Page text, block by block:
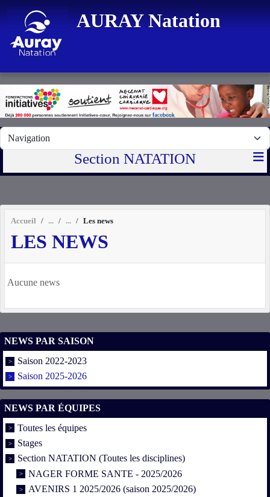
AURAY Natation
Section NATATION
Accueil Les news
LES NEWS
Aucune news
NEWS PAR SAISON
Saison 2022-2023
Saison 2025-2026
NEWS PAR ÉQUIPES
Toutes les équipes
Stages
Section NATATION (Toutes les disciplines)
NAGER FORME SANTE - 2025/2026
AVENIRS 1 2025/2026 (saison 2025/2026)
Panneau de gestion des cookies